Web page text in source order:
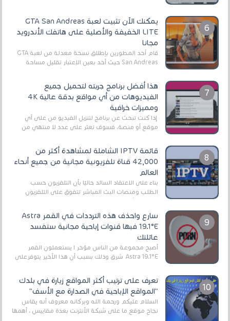
يمكنك الآن تثبيت لعبة GTA San Andreas
LITE الخفيفة والأصلية على هاتفك الأندرويد
مجانا
قام أحد المطورين بإطلاق نسخة معدلة من لعبة GTA
San Andreas حيث أخد بعين الإعتبار تقليل مساحة
هذا أفضل برنامج جربته لتحميل جميع
الفيديوهات من أي مواقع بدقة عالية 4K
ومميزات خرافية
إذا كنت تبحث عن برنامج لتنزيل الفيديو من على أي
موقع أو منصة، فسوف تعثر على عدد لا منتهي من
قائمة IPTV الشاملة لمشاهدة أكثر من
42,000 قناة تلفزيونية مجانية من جميع أنحاء
العالم
بناءً على الاعتقاد السائد حاليًا بأن التلفزيون حسب
الطلب ومنصات البث المباشر تتفوق على التلفزيون
الرقمي الأرضي التقليدي، يُعدّ IPTV-org خيار...
سارع واحذف هذه الترددات في القمر Astra
19.1°E فبها قنوات إباحية مجانية ستفسد
عائلتك
أصبح مجموعة من الناس مؤخر ا يستعملون القمر
Astra 19.1°E شرق وذلك بسبب أن هذا الأخير يتوفرعلى
تعرف على ترتيب أكثر المواقع زيارة في بلدك
"المواقع الإباحية في الصدارة مع الأسف"
السلام عليكم ورحمة الله وبركاته معروف أنه يقاس
نجاح موقع ما على شبكة الأنترنت بعدة مقاييس ، أهمها